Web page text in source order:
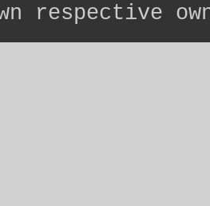
respective